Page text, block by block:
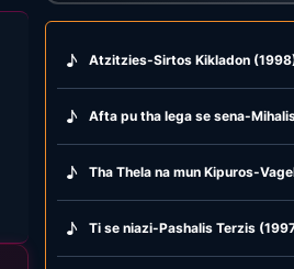
♪ Atzitzies-Sirtos Kikladon
♪ Afta pu tha lega se sena-
♪ Tha Thela na mun Kipuros-
♪ Ti se niazi-Pashalis Terzis